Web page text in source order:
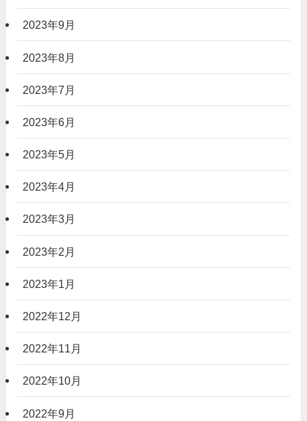
2023年9月
2023年8月
2023年7月
2023年6月
2023年5月
2023年4月
2023年3月
2023年2月
2023年1月
2022年12月
2022年11月
2022年10月
2022年9月